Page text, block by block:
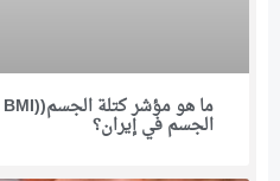
الجسم في إيران؟